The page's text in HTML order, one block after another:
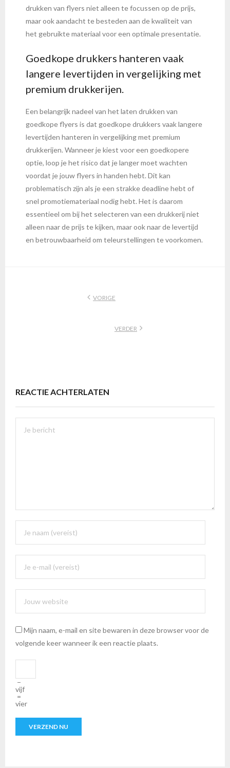
drukken van flyers niet alleen te focussen op de prijs,
maar ook aandacht te besteden aan de kwaliteit van
het gebruikte materiaal voor een optimale presentatie.
Goedkope drukkers hanteren vaak
langere levertijden in vergelijking met
premium drukkerijen.
Een belangrijk nadeel van het laten drukken van
goedkope flyers is dat goedkope drukkers vaak langere
levertijden hanteren in vergelijking met premium
drukkerijen. Wanneer je kiest voor een goedkopere
optie, loop je het risico dat je langer moet wachten
voordat je jouw flyers in handen hebt. Dit kan
problematisch zijn als je een strakke deadline hebt of
snel promotiemateriaal nodig hebt. Het is daarom
essentieel om bij het selecteren van een drukkerij niet
alleen naar de prijs te kijken, maar ook naar de levertijd
en betrouwbaarheid om teleurstellingen te voorkomen.
VORIGE
VERDER
REACTIE ACHTERLATEN
Mijn naam, e-mail en site bewaren in deze browser voor de
volgende keer wanneer ik een reactie plaats.
−
vijf
=
vier